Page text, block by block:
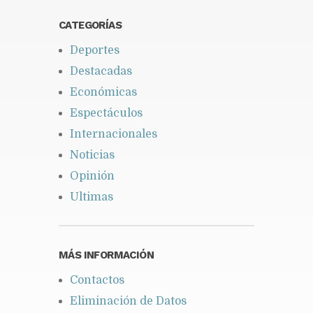
CATEGORÍAS
Deportes
Destacadas
Económicas
Espectáculos
Internacionales
Noticias
Opinión
Ultimas
MÁS INFORMACIÓN
Contactos
Eliminación de Datos